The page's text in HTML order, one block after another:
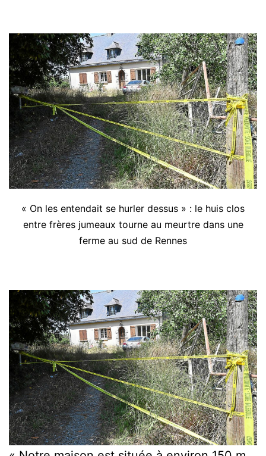
« On les entendait se hurler dessus » : le huis clos
entre frères jumeaux tourne au meurtre dans une
ferme au sud de Rennes